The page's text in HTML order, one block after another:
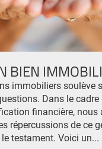
BIEN
immobiliers soulève
Dans le cadre
financière, nous
répercussions de ce
testament. Voici un...